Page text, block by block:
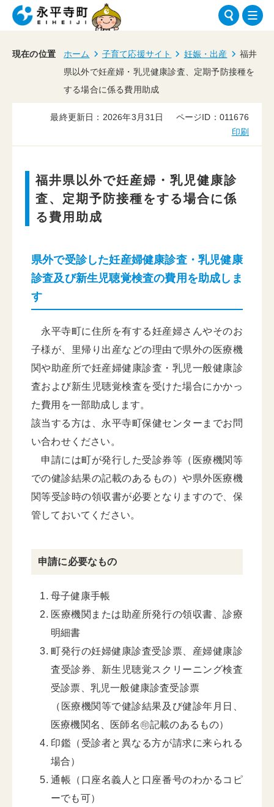
現在の位置 ホーム 子育て応援サイト 妊娠・出産
福井
県以外で妊産婦・乳児健康診査、定期予防接種を
する場合に係る費用助成
最終更新日：2026年3月31日
ページID：011676
印刷
福井県以外で妊産婦・乳児健康診
査、定期予防接種をする場合に係
る費用助成
県外で受診した妊産婦健康診査・乳児健康
診査及び新生児聴覚検査の費用を助成しま
す
永平寺町に住所を有する妊産婦さんやそのお
子様が、里帰り出産などの理由で県外の医療機
関や助産所で妊産婦健康診査・乳児一般健康診
査および新生児聴覚検査を受けた場合にかかっ
た費用を一部助成します。
該当する方は、永平寺町保健センターまでお問
い合わせください。
申請には町が発行した受診券等（医療機関等
での健診結果の記載のあるもの）や県外医療機
関等受診時の領収書が必要となりますので、保
管しておいてください。
申請に必要なもの
母子健康手帳
医療機関または助産所発行の領収書、診療
明細書
町発行の妊婦健康診査受診票、産婦健康診
査受診券、新生児聴覚スクリーニング検査
受診票、乳児一般健康診査受診票
（医療機関等で健診結果及び健診年月日、
医療機関名、医師名㊞記載のあるもの）
印鑑（受診者と異なる方が請求に来られる
場合）
通帳（口座名義人と口座番号のわかるコピ
ーでも可）